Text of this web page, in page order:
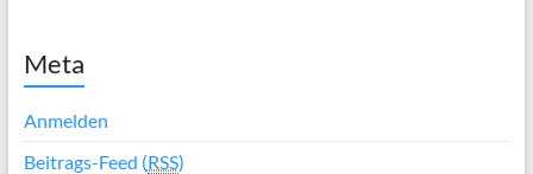
Meta
Anmelden
Beitrags-Feed (RSS)